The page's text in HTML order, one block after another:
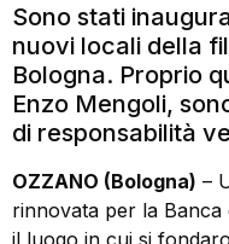
Sono stati
nuovi locali della
Bologna. Proprio
Enzo Mengoli,
di responsabilità
OZZANO (Bologna) –
rinnovata per la Banca
il luogo in cui si